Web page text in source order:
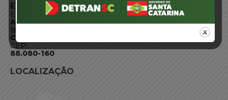
ENDEREÇO
Endereço:
Av. Almirante Tamandaré - 480
Bairro:
Coqueiros, Florianópolis SC
CEP:
88.080-160
LOCALIZAÇÃO